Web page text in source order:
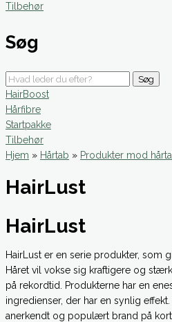
Tilbehør
Søg
Søg
HairBoost
Hårfibre
Startpakke
Tilbehør
Hjem » Hårtab » Produkter mod
HairLust
HairLust
HairLust er en serie produkter, som
Håret vil vokse sig kraftigere og
på rekordtid. Produkterne har en
ingredienser, der har en synlig
anerkendt og populært brand på